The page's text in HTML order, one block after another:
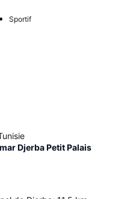
Sportif
Djerba Petit Palais